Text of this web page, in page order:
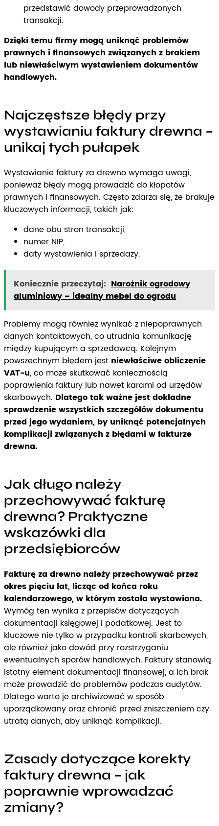
przedstawić dowody przeprowadzonych
transakcji.
Dzięki temu firmy mogą uniknąć problemów
prawnych i finansowych związanych z brakiem
lub niewłaściwym wystawieniem dokumentów
handlowych.
Najczęstsze błędy przy
wystawianiu faktury drewna –
unikaj tych pułapek
Wystawianie faktury za drewno wymaga uwagi,
ponieważ błędy mogą prowadzić do kłopotów
prawnych i finansowych. Często zdarza się, że brakuje
kluczowych informacji, takich jak:
dane obu stron transakcji,
numer NIP,
daty wystawienia i sprzedaży.
Koniecznie przeczytaj: Narożnik ogrodowy
aluminiowy – idealny mebel do ogrodu
Problemy mogą również wynikać z niepoprawnych
danych kontaktowych, co utrudnia komunikację
między kupującym a sprzedawcą. Kolejnym
powszechnym błędem jest niewłaściwe obliczenie
VAT-u, co może skutkować koniecznością
poprawienia faktury lub nawet karami od urzędów
skarbowych. Dlatego tak ważne jest dokładne
sprawdzenie wszystkich szczegółów dokumentu
przed jego wydaniem, by uniknąć potencjalnych
komplikacji związanych z błędami w fakturze
drewna.
Jak długo należy
przechowywać fakturę
drewna? Praktyczne
wskazówki dla
przedsiębiorców
Fakturę za drewno należy przechowywać przez
okres pięciu lat, licząc od końca roku
kalendarzowego, w którym została wystawiona.
Wymóg ten wynika z przepisów dotyczących
dokumentacji księgowej i podatkowej. Jest to
kluczowe nie tylko w przypadku kontroli skarbowych,
ale również jako dowód przy rozstrzyganiu
ewentualnych sporów handlowych. Faktury stanowią
istotny element dokumentacji finansowej, a ich brak
może prowadzić do problemów podczas audytów.
Dlatego warto je archiwizować w sposób
uporządkowany oraz chronić przed zniszczeniem czy
utratą danych, aby uniknąć komplikacji.
Zasady dotyczące korekty
faktury drewna – jak
poprawnie wprowadzać
zmiany?